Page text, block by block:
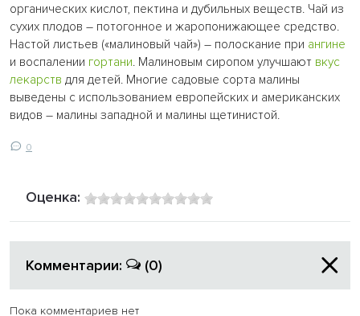
органических кислот, пектина и дубильных веществ. Чай из
сухих плодов – потогонное и жаропонижающее средство.
Настой листьев («малиновый чай») – полоскание при ангине
и воспалении гортани. Малиновым сиропом улучшают вкус
лекарств для детей. Многие садовые сорта малины
выведены с использованием европейских и американских
видов – малины западной и малины щетинистой.
0
Оценка:
Комментарии: (0)
Пока комментариев нет